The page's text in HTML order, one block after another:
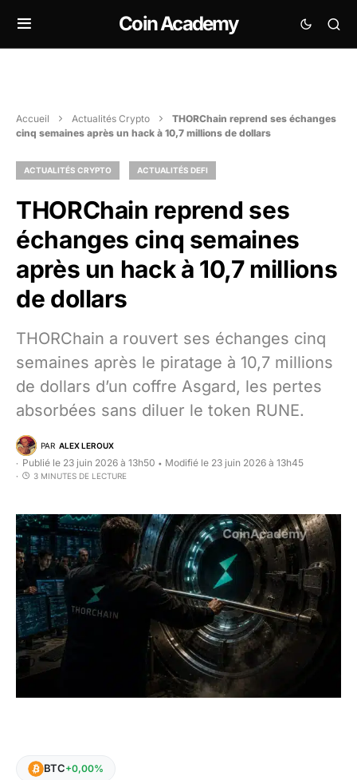
Coin Academy
Accueil Actualités Crypto
THORChain reprend ses échanges
cinq semaines après un hack à 10,7 millions de dollars
ACTUALITÉS CRYPTO ACTUALITÉS DEFI
THORChain reprend ses
échanges cinq semaines
après un hack à 10,7 millions
de dollars
THORChain a rouvert ses échanges cinq
semaines après le piratage à 10,7 millions
de dollars d’un coffre Asgard, les pertes
absorbées sans diluer le token RUNE.
PAR ALEX LEROUX
Publié le 23 juin 2026 à 13h50 • Modifié le 23 juin 2026 à 13h45
3 MINUTES DE LECTURE
BTC+0,00%